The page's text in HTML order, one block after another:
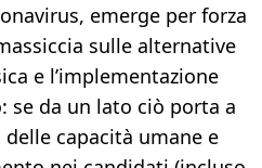
emerge per forza
sulle alternative
e l’implementazione
se da un lato ciò porta a
capacità umane e